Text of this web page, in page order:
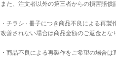
また、注文者以外の第三者からの損害賠
・チラシ · 冊子につき商品不良による再
改善されない場合は商品金額のご返金と
・商品不良による再製作をご希望の場合